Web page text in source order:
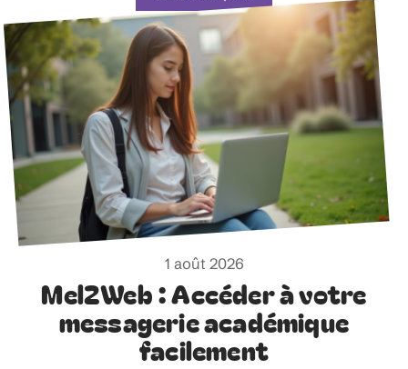
1 août 2026
Mel2Web : Accéder à votre
messagerie académique
facilement